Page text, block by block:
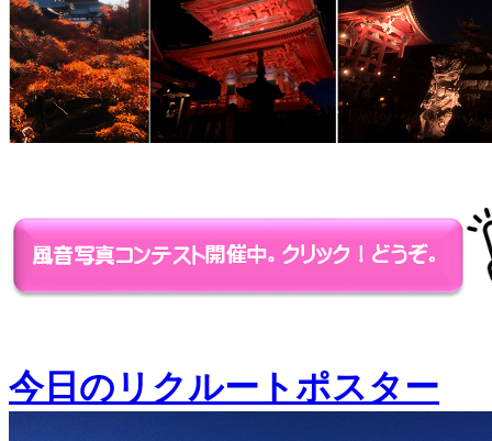
今日のリクルートポスター